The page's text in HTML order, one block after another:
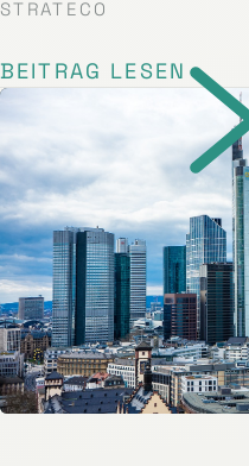
STRATECO
BEITRAG LESEN